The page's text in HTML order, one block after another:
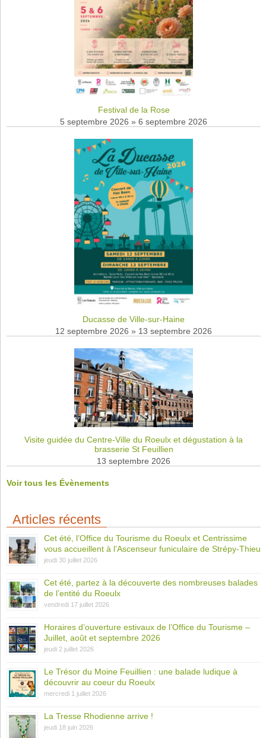
Festival de la Rose
5 septembre 2026 » 6 septembre 2026
Ducasse de Ville-sur-Haine
12 septembre 2026 » 13 septembre 2026
Visite guidée du Centre-Ville du Roeulx et dégustation à la
brasserie St Feuillien
13 septembre 2026
Voir tous les Évènements
Articles récents
Cet été, l’Office du Tourisme du Roeulx et Centrissime
vous accueillent à l’Ascenseur funiculaire de Strépy-Thieu
jeudi 30 juillet 2026
Cet été, partez à la découverte des nombreuses balades
de l’entité du Roeulx
vendredi 17 juillet 2026
Horaires d’ouverture estivaux de l’Office du Tourisme –
Juillet, août et septembre 2026
jeudi 2 juillet 2026
Le Trésor du Moine Feuillien : une balade ludique à
découvrir au coeur du Roeulx
mercredi 1 juillet 2026
La Tresse Rhodienne arrive !
jeudi 18 juin 2026